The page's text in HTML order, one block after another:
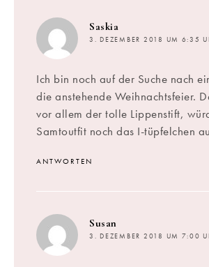
Saskia
3. DEZEMBER 2018 UM 6:35
Ich bin noch auf der Suche nach
die anstehende Weihnachtsfeier.
vor allem der tolle Lippenstift,
Samtoutfit noch das I-tüpfelchen
ANTWORTEN
Susan
3. DEZEMBER 2018 UM 7:00